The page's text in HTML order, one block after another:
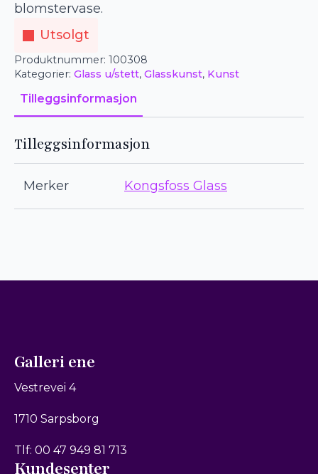
blomstervase.
Utsolgt
Produktnummer: 100308
Kategorier: Glass u/stett, Glasskunst, Kunst
Tilleggsinformasjon
Tilleggsinformasjon
Merker Kongsfoss Glass
Galleri ene
Vestrevei 4
1710 Sarpsborg
Tlf: 00 47 949 81 713
Kundesenter